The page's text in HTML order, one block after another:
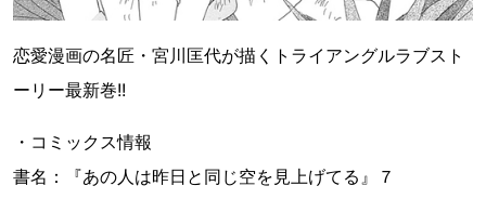
恋愛漫画の名匠・宮川匡代が描くトライアングルラブスト
ーリー最新巻!!
・コミックス情報
書名：『あの人は昨日と同じ空を見上げてる』７